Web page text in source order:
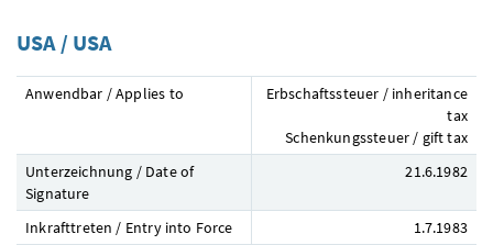
USA / USA
Anwendbar / Applies to
Erbschaftssteuer / inheritance
tax
Schenkungssteuer / gift tax
Unterzeichnung / Date of
Signature
21.6.1982
Inkrafttreten / Entry into Force
1.7.1983